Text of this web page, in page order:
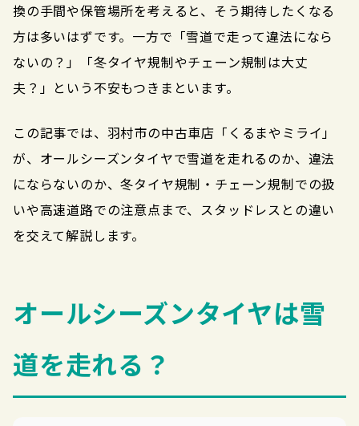
換の手間や保管場所を考えると、そう期待したくなる
方は多いはずです。一方で「雪道で走って違法になら
ないの？」「冬タイヤ規制やチェーン規制は大丈
夫？」という不安もつきまといます。
この記事では、羽村市の中古車店「くるまやミライ」
が、オールシーズンタイヤで雪道を走れるのか、違法
にならないのか、冬タイヤ規制・チェーン規制での扱
いや高速道路での注意点まで、スタッドレスとの違い
を交えて解説します。
オールシーズンタイヤは雪
道を走れる？